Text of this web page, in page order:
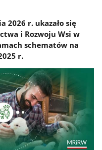
2026 r. ukazało się
i Rozwoju Wsi w
schematów na
r.